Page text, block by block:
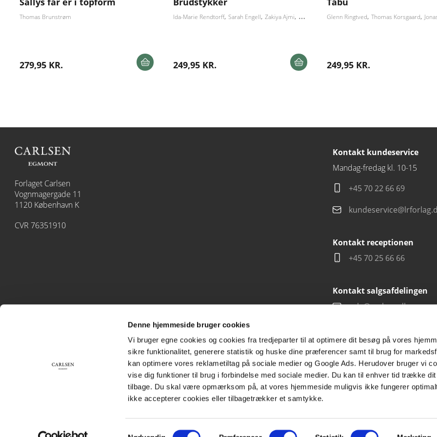
Denne hjemmeside bruger cookies
Vi bruger egne cookies og cookies fra tredjeparter til at optimere dit besøg på vores
sikre funktionalitet, generere statistik og huske dine præferencer samt til brug for
kan optimere vores reklametiltag på sociale medier og Google Ads. Herudover bruger vi
vise dig funktioner til brug i forbindelse med sociale medier. Du kan til enhver tid trække
tilbage. Du skal være opmærksom på, at vores hjemmeside muligvis ikke fungerer
ikke accepterer cookies eller tilbagetrækker et samtykke.
Samtykkevalg
Thomas Brunstrøm
279,95 KR.
Ida-Marie Rendtorff Sarah Engell Zakiya Ajmi Sidsel Ana Welden Jonas Kleinschmidt Mads
249,95 KR.
Glenn Ringtved Thomas Korsgaard Jonas
249,95 KR.
Forlaget Carlsen
Vognmagergade 11
1120 København K
CVR 76351910
Kontakt kundeservice
Mandag-fredag kl. 10-15
+45 70 22 66 69
Kontakt receptionen
+45 70 25 66 66
Kontakt salgsafdelingen
salg@carlsen.dk